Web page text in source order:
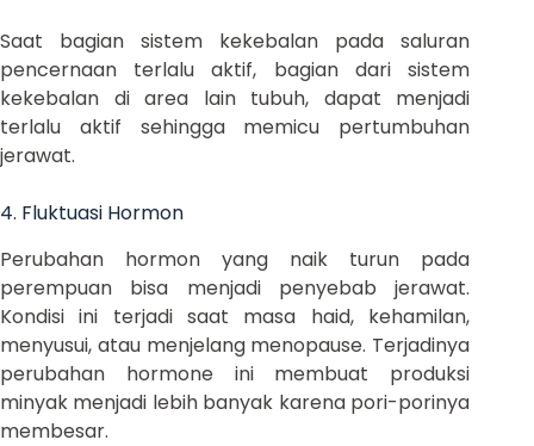
Saat bagian sistem kekebalan pada saluran
pencernaan terlalu aktif, bagian dari sistem
kekebalan di area lain tubuh, dapat menjadi
terlalu aktif sehingga memicu pertumbuhan
jerawat.
4. Fluktuasi Hormon
Perubahan hormon yang naik turun pada
perempuan bisa menjadi penyebab jerawat.
Kondisi ini terjadi saat masa haid, kehamilan,
menyusui, atau menjelang menopause. Terjadinya
perubahan hormone ini membuat produksi
minyak menjadi lebih banyak karena pori-porinya
membesar.